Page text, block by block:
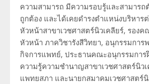
ความสามารถ มีความรอบรู้และสามารถ
ถูกต้อง และได้เคยดำรงตำแหน่งบริหาร
หัวหน้าสาขาเวชศาสตร์นิวเคลียร์, รอง
หัวหน้า ภาควิชารังสีวิทยา, อนุกรรมการ
กิจการแพทย์, ประธานคณะอนุกรรมกา
ความรู้ความชำนาญสาขาเวชศาสตร์นิว
แพทยสภา และนายกสมาคมเวชศาสตร์